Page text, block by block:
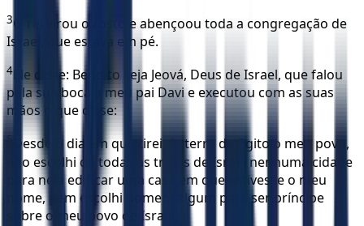
3O rei virou o rosto e abençoou toda a congregação de
Israel, que estava em pé.
4
Ele disse: Bendito seja Jeová, Deus de Israel, que falou
pela sua boca a meu pai Davi e executou com as suas
mãos o que disse:
Desde o dia em que tirei da terra do Egito o meu povo,
não escolhi de todas as tribos de Israel nenhuma cidade
para nela edificar uma casa em que estivesse o meu
nome, nem escolhi homem algum para ser príncipe
sobre o meu povo de Israel;